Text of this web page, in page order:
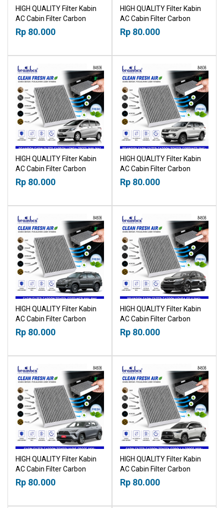
HIGH QUALITY Filter Kabin
AC Cabin Filter Carbon
Toyota Hiace 2013-2024
21019530
Rp 80.000
HIGH QUALITY Filter Kabin
AC Cabin Filter Carbon
Toyota Harrier 2013-2021
21019530
Rp 80.000
HIGH QUALITY Filter Kabin
AC Cabin Filter Carbon
Honda Freed 2009-2016
21019530
Rp 80.000
HIGH QUALITY Filter Kabin
AC Cabin Filter Carbon
Toyota Fortuner 2015+
21019530
Rp 80.000
HIGH QUALITY Filter Kabin
AC Cabin Filter Carbon
Toyota Fortuner 2005-2015
21019530
Rp 80.000
HIGH QUALITY Filter Kabin
AC Cabin Filter Carbon
Honda CRV 2017+
21019530
Rp 80.000
HIGH QUALITY Filter Kabin
AC Cabin Filter Carbon
Toyota Yaris Cross 2020+
21019530
Rp 80.000
HIGH QUALITY Filter Kabin
AC Cabin Filter Carbon
Toyota Corolla Cross 2020+
21019530
Rp 80.000